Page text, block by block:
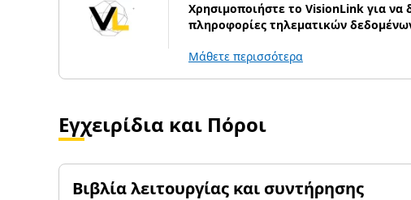
Χρησιμοποιήστε το VisionLink για να
πληροφορίες τηλεματικών
Μάθετε περισσότερα
Εγχειρίδια και Πόροι
Βιβλία λειτουργίας και συντήρησης